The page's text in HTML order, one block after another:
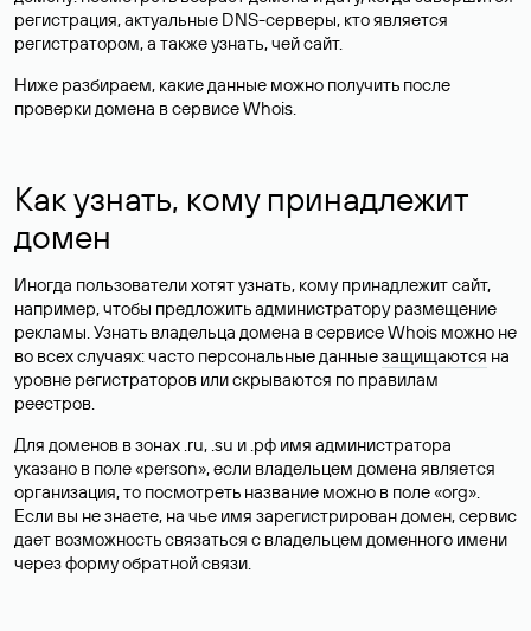
регистрация, актуальные DNS-серверы, кто является
регистратором, а также узнать, чей сайт.
Ниже разбираем, какие данные можно получить после
проверки домена в сервисе Whois.
Как узнать, кому принадлежит
домен
Иногда пользователи хотят узнать, кому принадлежит сайт,
например, чтобы предложить администратору размещение
рекламы. Узнать владельца домена в сервисе Whois можно не
во всех случаях: часто персональные данныезащищаются на
уровне регистраторов или скрываются по правилам
реестров.
Для доменов в зонах .ru, .su и .рф имя администратора
указано в поле «person», если владельцем домена является
организация, то посмотреть название можно в поле «org».
Если вы не знаете, на чье имя зарегистрирован домен, сервис
дает возможность связаться с владельцем доменного имени
через форму обратной связи.